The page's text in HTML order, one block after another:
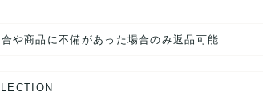
や商品に不備があった場合のみ返品可能